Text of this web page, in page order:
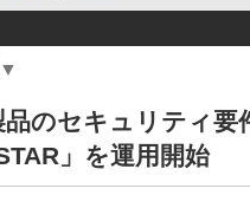
▼
品のセキュリティ
」を運用開始